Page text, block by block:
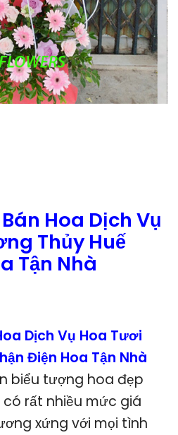
Hoa Dịch Vụ
Thủy Huế
Tận Nhà
Dịch Vụ Hoa Tươi
Điện Hoa Tận Nhà
biểu tượng hoa đẹp
rất nhiều mức giá
xứng với mọi tình